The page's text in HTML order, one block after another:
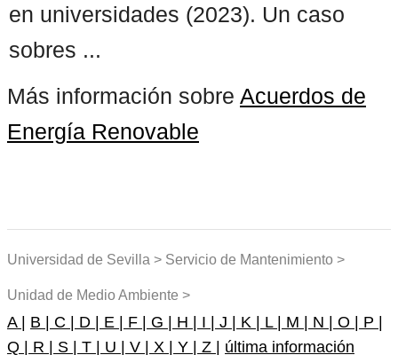
en universidades (2023). Un caso
sobres ...
Más información sobre Acuerdos de
Energía Renovable
Universidad de Sevilla > Servicio de Mantenimiento >
Unidad de Medio Ambiente >
A | B | C | D | E | F | G | H | I | J | K | L | M | N | O | P |
Q | R | S | T | U | V | X | Y | Z | última información